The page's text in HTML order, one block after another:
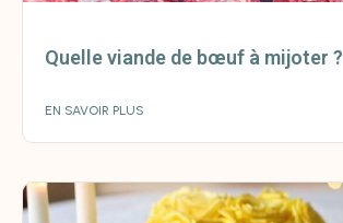
Quelle viande de bœuf à mijoter ?
EN SAVOIR PLUS